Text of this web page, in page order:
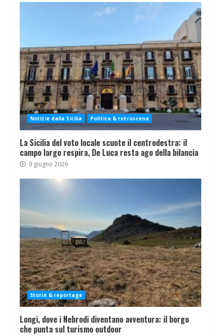
Notizie dalla Sicilia Politica & retroscena
La Sicilia del voto locale scuote il centrodestra: il
campo largo respira, De Luca resta ago della bilancia
9 giugno 2026
Storie & reportage
Longi, dove i Nebrodi diventano avventura: il borgo
che punta sul turismo outdoor